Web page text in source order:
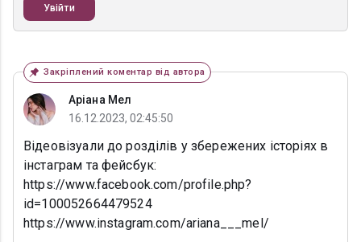
Увійти
Закріплений коментар від автора
Аріана Мел
16.12.2023, 02:45:50
Відеовізуали до розділів у збережених історіях в
інстаграм та фейсбук:
https://www.facebook.com/profile.php?
id=100052664479524
https://www.instagram.com/ariana___mel/